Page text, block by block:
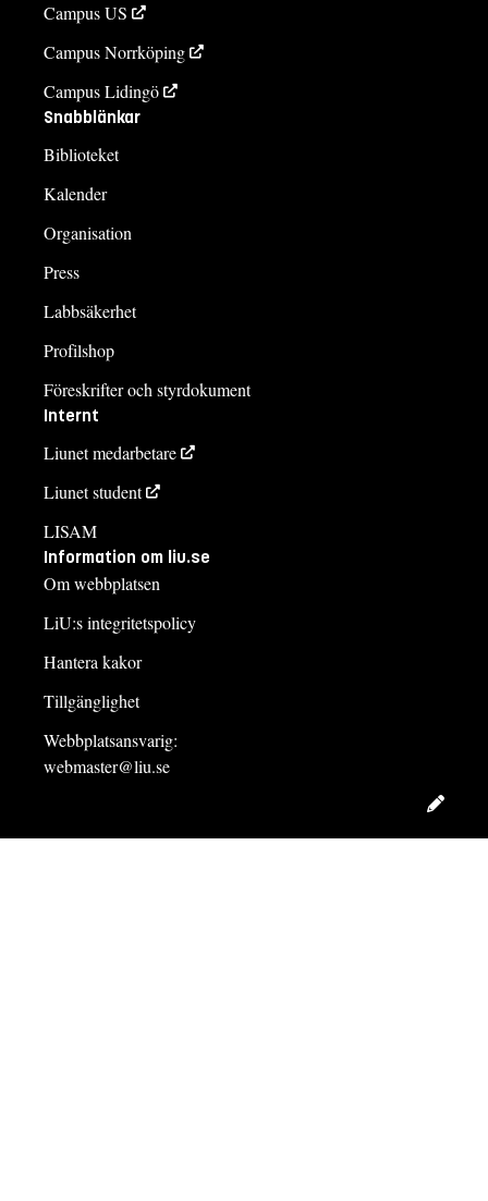
Campus US
Campus Norrköping
Campus Lidingö
Snabblänkar
Biblioteket
Kalender
Organisation
Press
Labbsäkerhet
Profilshop
Föreskrifter och styrdokument
Internt
Liunet medarbetare
Liunet student
LISAM
Information om liu.se
Om webbplatsen
LiU:s integritetspolicy
Hantera kakor
Tillgänglighet
Webbplatsansvarig:
webmaster@liu.se